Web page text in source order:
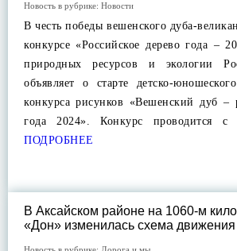
Новость в рубрике: Новости
В честь победы вешенского дуба-
конкурсе «Российское дерево года –
природных ресурсов и экологии
объявляет о старте детско-
конкурса рисунков «Вешенский дуб –
года 2024». Конкурс проводится
ПОДРОБНЕЕ
В Аксайском районе на 1060-м
«Дон» изменилась схема движения